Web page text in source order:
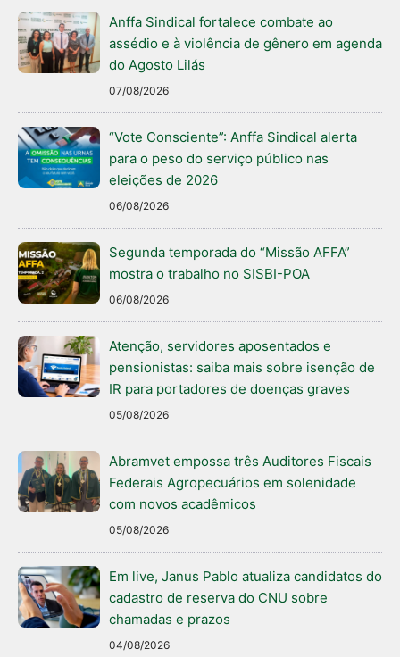
Anffa Sindical fortalece combate ao
assédio e à violência de gênero em agenda
do Agosto Lilás
07/08/2026
“Vote Consciente”: Anffa Sindical alerta
para o peso do serviço público nas
eleições de 2026
06/08/2026
Segunda temporada do “Missão AFFA”
mostra o trabalho no SISBI-POA
06/08/2026
Atenção, servidores aposentados e
pensionistas: saiba mais sobre isenção de
IR para portadores de doenças graves
05/08/2026
Abramvet empossa três Auditores Fiscais
Federais Agropecuários em solenidade
com novos acadêmicos
05/08/2026
Em live, Janus Pablo atualiza candidatos do
cadastro de reserva do CNU sobre
chamadas e prazos
04/08/2026